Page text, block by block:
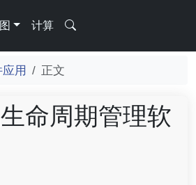
计算
用 正文
命周期管理软